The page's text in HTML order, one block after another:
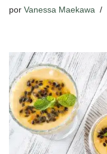
por Vanessa Maekawa